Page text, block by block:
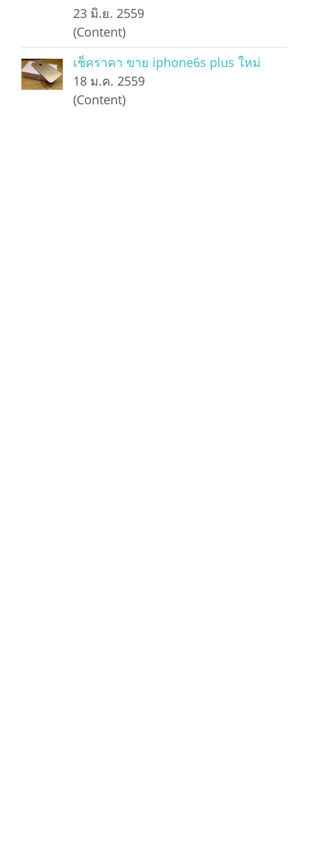
23 มิ.ย. 2559
(Content)
เช็คราคา ขาย iphone6s plus ใหม่
18 ม.ค. 2559
(Content)